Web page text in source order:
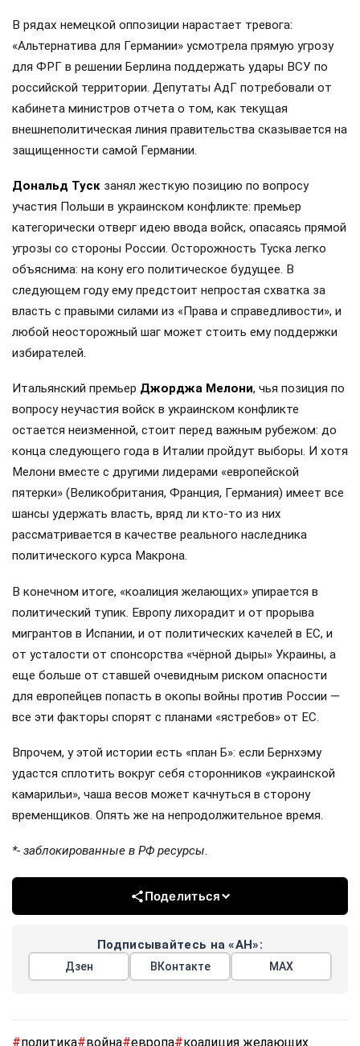
В рядах немецкой оппозиции нарастает тревога:
«Альтернатива для Германии» усмотрела прямую угрозу
для ФРГ в решении Берлина поддержать удары ВСУ по
российской территории. Депутаты АдГ потребовали от
кабинета министров отчета о том, как текущая
внешнеполитическая линия правительства сказывается на
защищенности самой Германии.
Дональд Туск занял жесткую позицию по вопросу
участия Польши в украинском конфликте: премьер
категорически отверг идею ввода войск, опасаясь прямой
угрозы со стороны России. Осторожность Туска легко
объяснима: на кону его политическое будущее. В
следующем году ему предстоит непростая схватка за
власть с правыми силами из «Права и справедливости», и
любой неосторожный шаг может стоить ему поддержки
избирателей.
Итальянский премьер Джорджа Мелони, чья позиция по
вопросу неучастия войск в украинском конфликте
остается неизменной, стоит перед важным рубежом: до
конца следующего года в Италии пройдут выборы. И хотя
Мелони вместе с другими лидерами «европейской
пятерки» (Великобритания, Франция, Германия) имеет все
шансы удержать власть, вряд ли кто-то из них
рассматривается в качестве реального наследника
политического курса Макрона.
В конечном итоге, «коалиция желающих» упирается в
политический тупик. Европу лихорадит и от прорыва
мигрантов в Испании, и от политических качелей в ЕС, и
от усталости от спонсорства «чёрной дыры» Украины, а
еще больше от ставшей очевидным риском опасности
для европейцев попасть в окопы войны против России —
все эти факторы спорят с планами «ястребов» от ЕС.
Впрочем, у этой истории есть «план Б»: если Бернхэму
удастся сплотить вокруг себя сторонников «украинской
камарильи», чаша весов может качнуться в сторону
временщиков. Опять же на непродолжительное время.
*- заблокированные в РФ ресурсы.
Поделиться
Подписывайтесь на «АН»:
Дзен ВКонтакте МАХ
#политика#война#европа#коалиция желающих